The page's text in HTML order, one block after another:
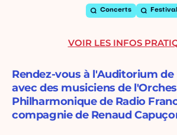
Concerts
Rendez-vous à l'Auditorium de
avec des musiciens de
Philharmonique de Radio
compagnie de Renaud
VOIR LES INFOS